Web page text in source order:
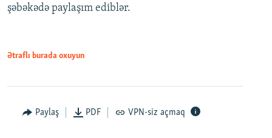
şəbəkədə paylaşım ediblər.
Ətraflı burada oxuyun
Paylaş PDF VPN-siz açmaq